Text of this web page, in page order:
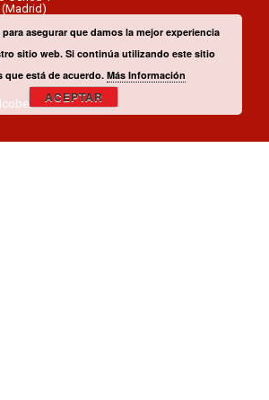
asegurar que damos la mejor experiencia
sitio web. Si continúa utilizando este sitio
que está de acuerdo. Más Información
ACEPTAR